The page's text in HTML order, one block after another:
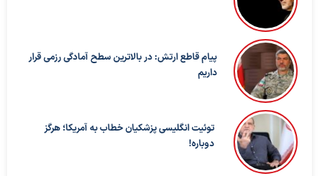
پیام قاطع ارتش: در بالاترین سطح آمادگی رزمی قرار
داریم
توئیت انگلیسی پزشکیان خطاب به آمریکا؛ هرگز
دوباره!